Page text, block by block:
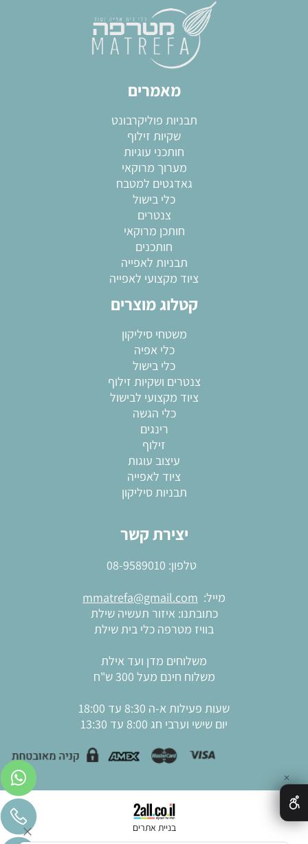
מאמרים
תבניות פוליקרבונט
שקיות זילוף
חותכני עוגיות
מערוך מרוקאי
גאדגטים למטבח
כלי בישול
צנטרים
חותכן מרוקאי
חותכנים
תבניות לאפייה
ציוד מקצועי לאפייה
קטלוג מוצרים
משטחי סיליקון
כלי אפיה
כלי בישול
צנטרים ושקיות זילוף
ציוד מקצועי לבישול
כלי הגשה
רינגים
זילוף
עיצוב עוגות
ציוד לאפייה
תבניות סיליקון
יצירת קשר
טלפון: 08-9589010
מייל: mmatrefa@gmail.com
כתובתנו: איזור תעשיה שילת
בוויז מטרפה כלי בית שילת
משלוחים מדן ועד אילת
משלוח חינם מעל 300 ש"ח
שעות פעילות א-ה 8:30 עד 18:00
יום שישי וערבי חג 8:00 עד 13:30
בניית אתרים
✕